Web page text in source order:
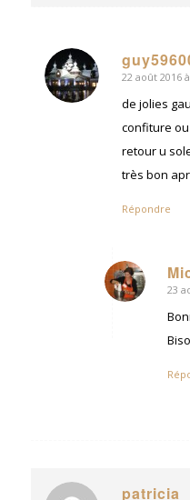
dit
:
22 août 2016
de jolies
confiture
retour u
très bon
Répondre
dit
23
patricia